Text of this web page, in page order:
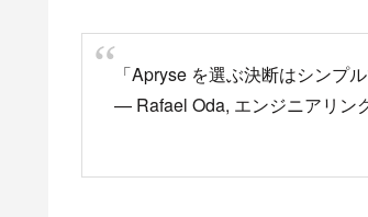
「Apryse を選ぶ決断はシンプ
— Rafael Oda, エンジニアリン